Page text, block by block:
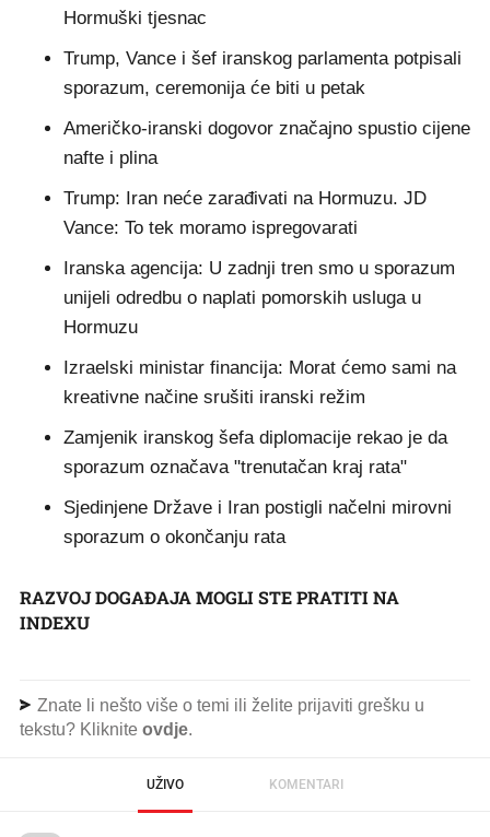
Hormuški tjesnac
Trump, Vance i šef iranskog parlamenta potpisali
sporazum, ceremonija će biti u petak
Američko-iranski dogovor značajno spustio cijene
nafte i plina
Trump: Iran neće zarađivati na Hormuzu. JD
Vance: To tek moramo ispregovarati
Iranska agencija: U zadnji tren smo u sporazum
unijeli odredbu o naplati pomorskih usluga u
Hormuzu
Izraelski ministar financija: Morat ćemo sami na
kreativne načine srušiti iranski režim
Zamjenik iranskog šefa diplomacije rekao je da
sporazum označava "trenutačan kraj rata"
Sjedinjene Države i Iran postigli načelni mirovni
sporazum o okončanju rata
RAZVOJ DOGAĐAJA MOGLI STE PRATITI NA
INDEXU
Znate li nešto više o temi ili želite prijaviti grešku u
tekstu? Kliknite ovdje.
UŽIVO KOMENTARI